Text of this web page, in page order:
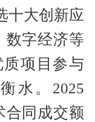
十大创新应
数字经济等
项目参与
水。2025
合同成交额